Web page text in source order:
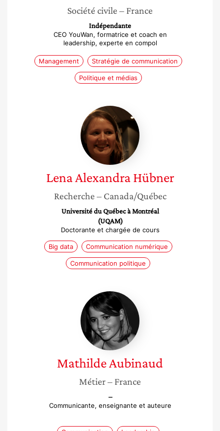
Société civile – France
Indépendante
CEO YouWan, formatrice et coach en
leadership, experte en compol
Management Stratégie de communication
Politique et médias
Lena
Alexandra
Hübner
Lena Alexandra Hübner
Recherche – Canada/Québec
Université du Québec à Montréal
(UQAM)
Doctorante et chargée de cours
Big data Communication numérique
Communication politique
Mathilde
Aubinaud
MathildeAubinaud
Métier– France
–
Communicante, enseignante et auteure